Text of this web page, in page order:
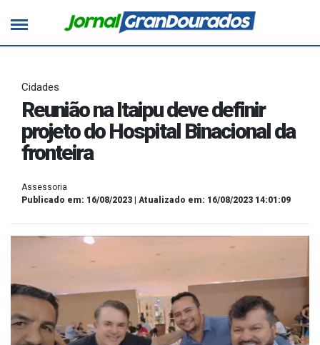
Cidades
Reunião na Itaipu deve definir
projeto do Hospital Binacional da
fronteira
Assessoria
Publicado em: 16/08/2023 | Atualizado em: 16/08/2023 14:01:09